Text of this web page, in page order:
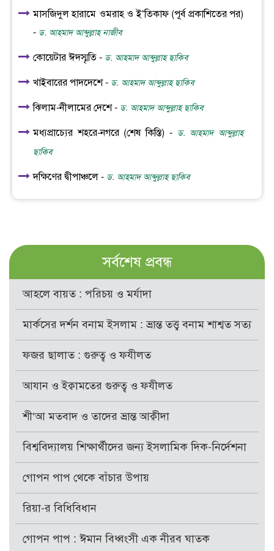
মাসজিদুল হারামে ওমরাহ ও ই‘তিকাফ (পূর্ব প্রকাশিতের পর)
- ড. আহমাদ আব্দুল্লাহ নাজীব
কোয়েটার ঈদস্মৃতি - ড. আহমাদ আব্দুল্লাহ ছাকিব
খাইবারের পাদদেশে - ড. আহমাদ আব্দুল্লাহ ছাকিব
ঝিলাম-নীলামের দেশে - ড. আহমাদ আব্দুল্লাহ ছাকিব
মধ্যপ্রাচ্যের শহরে-নগরে (শেষ কিস্তি) - ড. আহমাদ আব্দুল্লাহ
ছাকিব
দক্ষিণের দ্বীপাঞ্চলে - ড. আহমাদ আব্দুল্লাহ ছাকিব
সর্বশেষ প্রবন্ধ
আহলে বায়ত : পরিচয় ও মর্যাদা
মার্কসের দর্শন বনাম ইসলাম : ভ্রান্ত তত্ত্ব বনাম শাশ্বত সত্য
ফজর ছালাত : গুরুত্ব ও ফযীলত
আযান ও ইক্বামতের গুরুত্ব ও ফযীলত
শী‘আ মতবাদ ও তাদের ভ্রান্ত আক্বীদা
বিশ্ববিদ্যালয় শিক্ষার্থীদের জন্য ইসলামিক দিক-নির্দেশনা
গোপন পাপ থেকে বাঁচার উপায়
রিয়া-র বিধিবিধান
গোপন পাপ : ঈমান বিধ্বংসী এক নীরব ঘাতক